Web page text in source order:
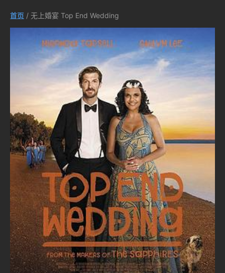
首页 / 无上婚宴 Top End Wedding